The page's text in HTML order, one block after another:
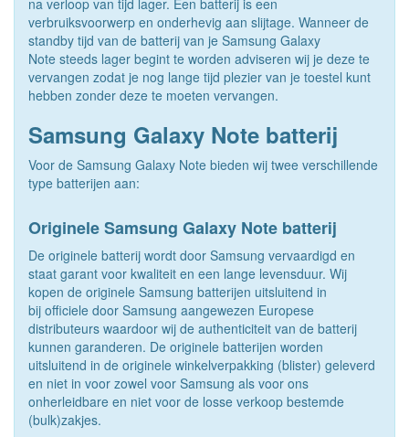
na verloop van tijd lager. Een batterij is een
verbruiksvoorwerp en onderhevig aan slijtage. Wanneer de
standby tijd van de batterij van je Samsung Galaxy
Note steeds lager begint te worden adviseren wij je deze te
vervangen zodat je nog lange tijd plezier van je toestel kunt
hebben zonder deze te moeten vervangen.
Samsung Galaxy Note batterij
Voor de Samsung Galaxy Note bieden wij twee verschillende
type batterijen aan:
Originele Samsung Galaxy Note batterij
De originele batterij wordt door Samsung vervaardigd en
staat garant voor kwaliteit en een lange levensduur. Wij
kopen de originele Samsung batterijen uitsluitend in
bij officiele door Samsung aangewezen Europese
distributeurs waardoor wij de authenticiteit van de batterij
kunnen garanderen. De originele batterijen worden
uitsluitend in de originele winkelverpakking (blister) geleverd
en niet in voor zowel voor Samsung als voor ons
onherleidbare en niet voor de losse verkoop bestemde
(bulk)zakjes.